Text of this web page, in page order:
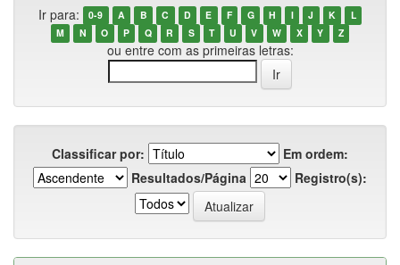
Ir para: 0-9 A B C D E F G H I J K
L
M
N O P Q R S T U V W X Y Z
ou entre com as primeiras letras:
Classificar por:
Em ordem:
Resultados/Página
Registro(s):